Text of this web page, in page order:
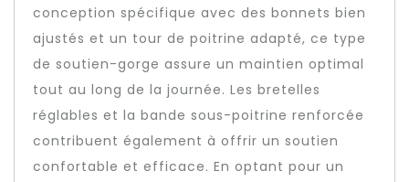
conception spécifique avec des bonnets bien
ajustés et un tour de poitrine adapté, ce type
de soutien-gorge assure un maintien optimal
tout au long de la journée. Les bretelles
réglables et la bande sous-poitrine renforcée
contribuent également à offrir un soutien
confortable et efficace. En optant pour un